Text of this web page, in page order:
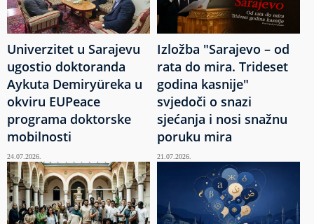
Univerzitet u Sarajevu
ugostio doktoranda
Aykuta Demiryüreka u
okviru EUPeace
programa doktorske
mobilnosti
24.07.2026.
Izložba "Sarajevo – od
rata do mira. Trideset
godina kasnije"
svjedoči o snazi
sjećanja i nosi snažnu
poruku mira
21.07.2026.